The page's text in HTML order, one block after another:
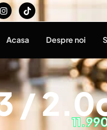
Acasa Despre noi
/